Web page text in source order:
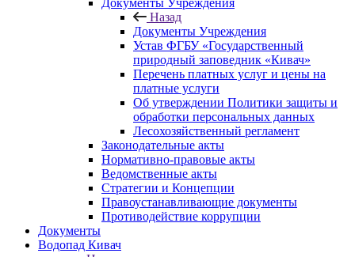
Документы Учреждения
Назад
Документы Учреждения
Устав ФГБУ «Государственный
природный заповедник «Кивач»
Перечень платных услуг и цены на
платные услуги
Об утверждении Политики защиты и
обработки персональных данных
Лесохозяйственный регламент
Законодательные акты
Нормативно-правовые акты
Ведомственные акты
Стратегии и Концепции
Правоустанавливающие документы
Противодействие коррупции
Документы
Водопад Кивач